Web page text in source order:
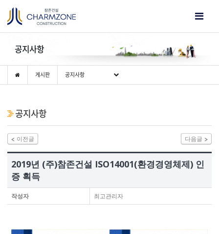
공지사항
게시판 공지사항
공지사항
이전글 다음글
2019년 (주)참존건설 ISO14001(환경경영체제) 인
증 획득
작성자 최고관리자